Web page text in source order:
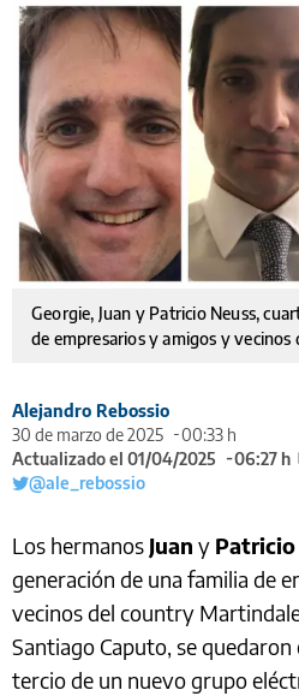
Georgie, Juan y Patricio Neuss,
de empresarios y amigos y
Alejandro Rebossio
30 de marzo de 2025
00:33 h
Actualizado el 01/04/2025
06:27 h
@ale_rebossio
Los hermanos Juan y
generación de una familia de
vecinos del country
Santiago Caputo, se quedaron
tercio de un nuevo grupo